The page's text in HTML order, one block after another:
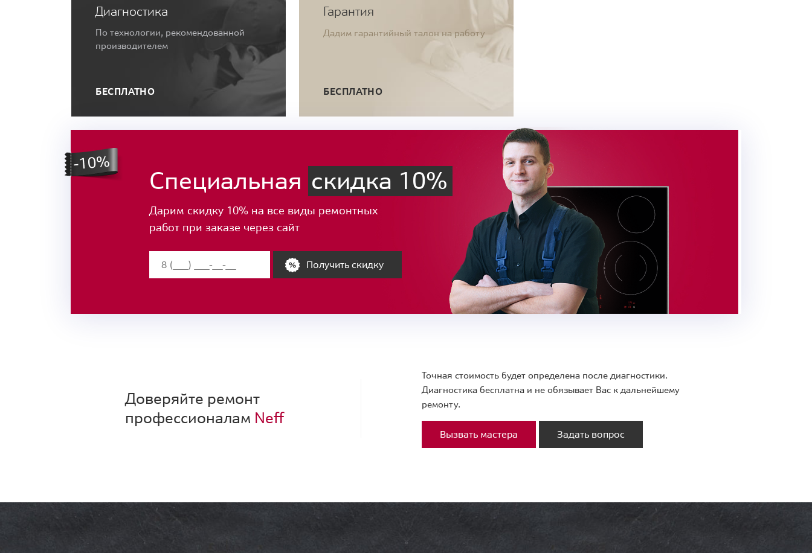
Диагностика
По технологии, рекомендованной
производителем
БЕСПЛАТНО
Гарантия
Дадим гарантийный талон на работу
БЕСПЛАТНО
Специальная скидка 10%
Дарим скидку 10% на все виды ремонтных
работ при заказе через сайт
Получить скидку
Доверяйте ремонт
профессионалам Neff
Точная стоимость будет определена после диагностики.
Диагностика бесплатна и не обязывает Вас к дальнейшему
ремонту.
Вызвать мастера Задать вопрос